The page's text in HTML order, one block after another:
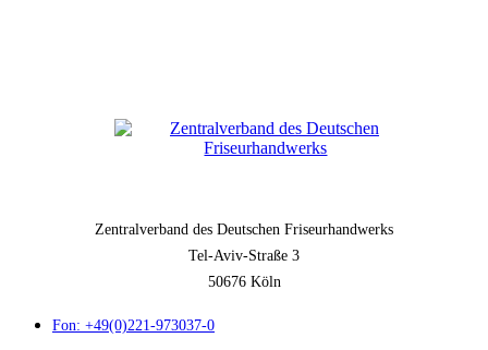
Zentralverband des Deutschen Friseurhandwerks
Tel-Aviv-Straße 3
50676 Köln
Fon: +49(0)221-973037-0